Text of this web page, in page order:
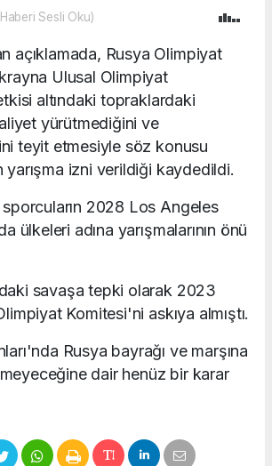
Sesli Oku)
açıklamada, Rusya Olimpiyat
Ulusal Olimpiyat
altındaki topraklardaki
yürütmediğini ve
teyit etmesiyle söz konusu
yarışma izni verildiği kaydedildi.
2028 Los Angeles
ülkeleri adına yarışmalarının önü
savaşa tepki olarak 2023
Komitesi'ni askıya almıştı.
Rusya bayrağı ve marşına
dair henüz bir karar